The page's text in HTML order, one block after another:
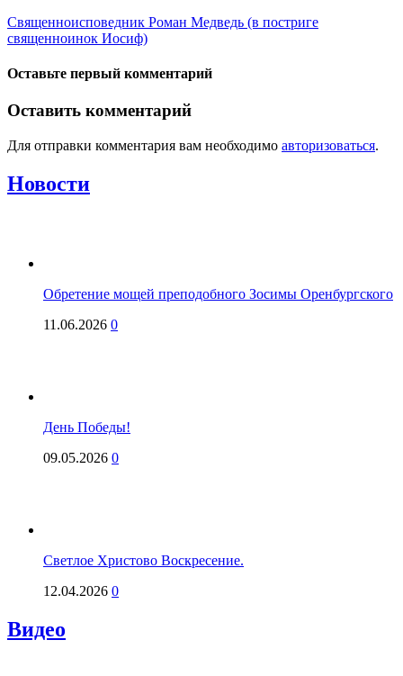
Священноисповедник Роман Медведь (в постриге
священноинок Иосиф)
Оставьте первый комментарий
Оставить комментарий
Для отправки комментария вам необходимо авторизоваться.
Новости
Обретение мощей преподобного Зосимы Оренбургского
11.06.2026 0
День Победы!
09.05.2026 0
Светлое Христово Воскресение.
12.04.2026 0
Видео